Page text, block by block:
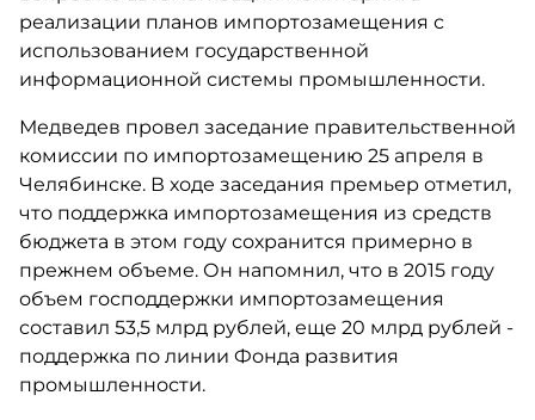
реализации планов импортозамещения с
использованием государственной
информационной системы промышленности.
Медведев провел заседание правительственной
комиссии по импортозамещению 25 апреля в
Челябинске. В ходе заседания премьер отметил,
что поддержка импортозамещения из средств
бюджета в этом году сохранится примерно в
прежнем объеме. Он напомнил, что в 2015 году
объем господдержки импортозамещения
составил 53,5 млрд рублей, еще 20 млрд рублей -
поддержка по линии Фонда развития
промышленности.